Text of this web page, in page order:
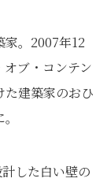
家。2007年12
ブ・コンテン
た建築家のおひ
した白い壁の